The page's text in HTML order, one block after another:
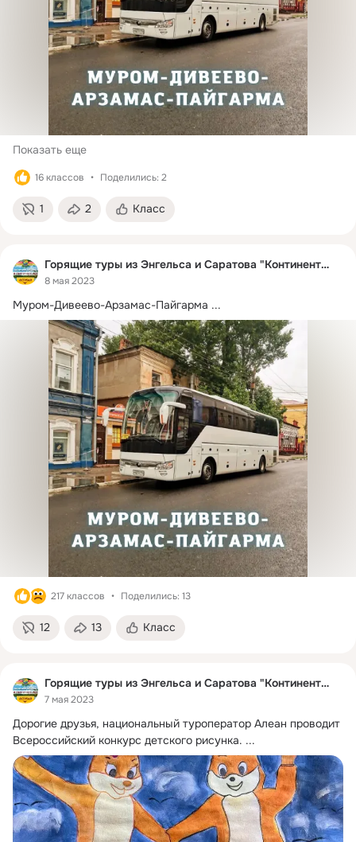
Показать еще
16 классов Поделились: 2
1 2 Класс
Горящие туры из Энгельса и Саратова "Континент-S"✈
8 мая 2023
Муром-Дивеево-Арзамас-Пайгарма ...
217 классов Поделились: 13
12 13 Класс
Горящие туры из Энгельса и Саратова "Континент-S"✈
7 мая 2023
Дорогие друзья, национальный туроператор Алеан проводит
Всероссийский конкурс детского рисунка. ...